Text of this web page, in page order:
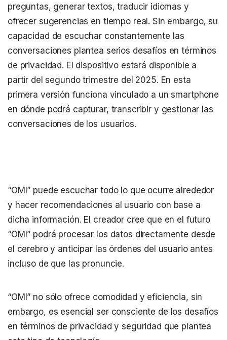
preguntas, generar textos, traducir idiomas y
ofrecer sugerencias en tiempo real. Sin embargo, su
capacidad de escuchar constantemente las
conversaciones plantea serios desafíos en términos
de privacidad. El dispositivo estará disponible a
partir del segundo trimestre del 2025. En esta
primera versión funciona vinculado a un smartphone
en dónde podrá capturar, transcribir y gestionar las
conversaciones de los usuarios.
“OMI” puede escuchar todo lo que ocurre alrededor
y hacer recomendaciones al usuario con base a
dicha información. El creador cree que en el futuro
“OMI” podrá procesar los datos directamente desde
el cerebro y anticipar las órdenes del usuario antes
incluso de que las pronuncie.
“OMI” no sólo ofrece comodidad y eficiencia, sin
embargo, es esencial ser consciente de los desafíos
en términos de privacidad y seguridad que plantea